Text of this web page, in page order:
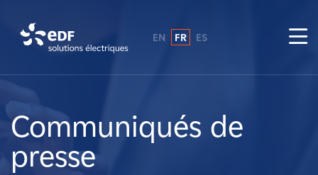
A propos de nous
Ce que nous faisons
EN FR ES
Communiqués de
presse